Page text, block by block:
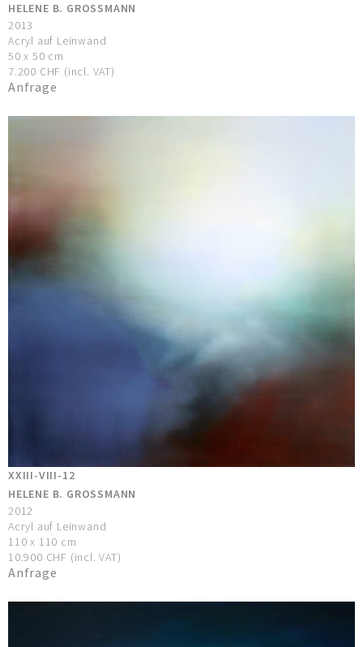
HELENE B. GROSSMANN
2013
Acryl auf Leinwand
50 x 50 cm
7.200 CHF (incl. VAT)
Anfrage
XXIII-VIII-12
HELENE B. GROSSMANN
2012
Acryl auf Leinwand
110 x 110 cm
10.900 CHF (incl. VAT)
Anfrage